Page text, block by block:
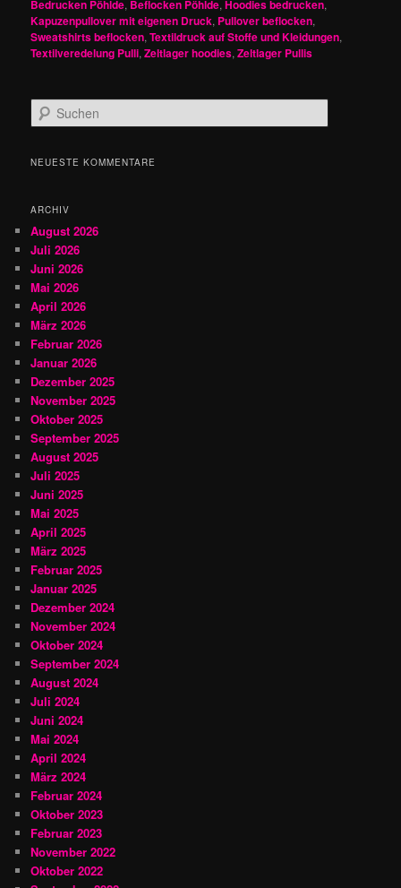
Bedrucken Pöhlde, Beflocken Pöhlde,Hoodies bedrucken,
Kapuzenpullover mit eigenen Druck, Pullover beflocken,
Sweatshirts beflocken,Textildruck auf Stoffe und Kleidungen,
Textilveredelung Pulli,Zeltlager hoodies,Zeltlager Pullis
u
h
NEUESTE KOMMENTARE
ARCHIV
August 2026
Juli 2026
Juni 2026
Mai 2026
April 2026
März 2026
Februar 2026
Januar 2026
Dezember 2025
November 2025
Oktober 2025
September 2025
August 2025
Juli 2025
Juni 2025
Mai 2025
April 2025
März 2025
Februar 2025
Januar 2025
Dezember 2024
November 2024
Oktober 2024
September 2024
August 2024
Juli 2024
Juni 2024
Mai 2024
April 2024
März 2024
Februar 2024
Oktober 2023
Februar 2023
November 2022
Oktober 2022